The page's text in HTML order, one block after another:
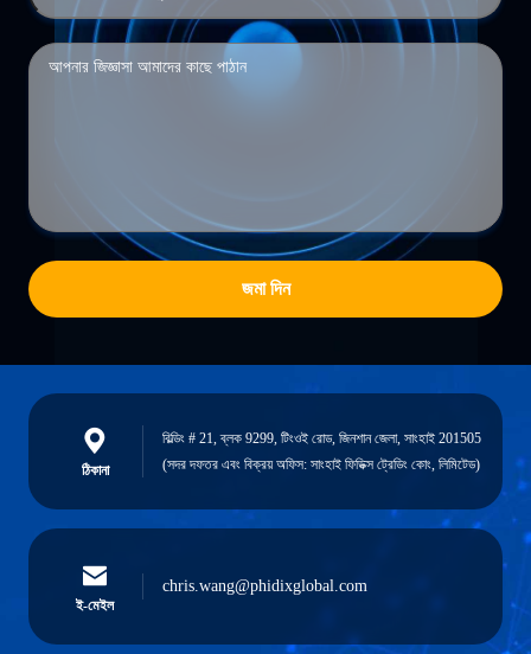
জমা দিন
ঠিকানা
বিল্ডিং # 21, ব্লক 9299, টিংওই রোড, জিনশান জেলা, সাংহাই 201505
(সদর দফতর এবং বিক্রয় অফিস: সাংহাই ফিডিক্স ট্রেডিং কোং, লিমিটেড)
ই-মেইল
chris.wang@phidixglobal.com